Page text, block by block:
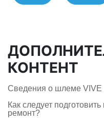
КОНТЕНТ
Сведения о шлеме VIVE
Как следует
ремонт?